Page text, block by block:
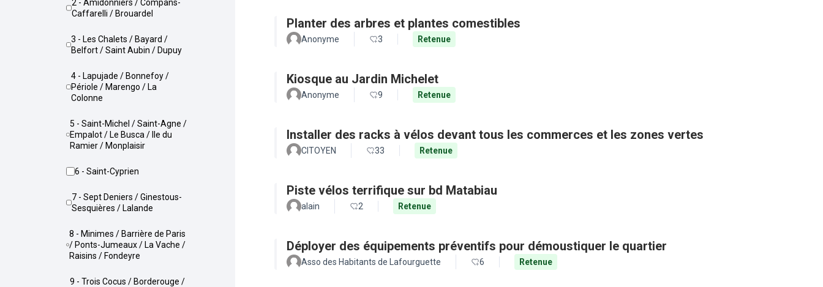
2 - Amidonniers / Compans-
Caffarelli / Brouardel
3 - Les Chalets / Bayard /
Belfort / Saint Aubin / Dupuy
4 - Lapujade / Bonnefoy /
Périole / Marengo / La
Colonne
5 - Saint-Michel / Saint-Agne /
Empalot / Le Busca / Ile du
Ramier / Monplaisir
6 - Saint-Cyprien
7 - Sept Deniers / Ginestous-
Sesquières / Lalande
8 - Minimes / Barrière de Paris
/ Ponts-Jumeaux / La Vache /
Raisins / Fondeyre
9 - Trois Cocus / Borderouge /
Planter des arbres et plantes comestibles
Anonyme 3 Retenue
Kiosque au Jardin Michelet
Anonyme 9 Retenue
Installer des racks à vélos devant tous les commerces et les zones vertes
CITOYEN 33 Retenue
Piste vélos terrifique sur bd Matabiau
alain 2 Retenue
Déployer des équipements préventifs pour démoustiquer le quartier
Asso des Habitants de Lafourguette 6 Retenue